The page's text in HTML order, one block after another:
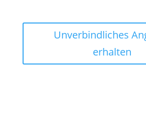
Unverbindliches
erhalten